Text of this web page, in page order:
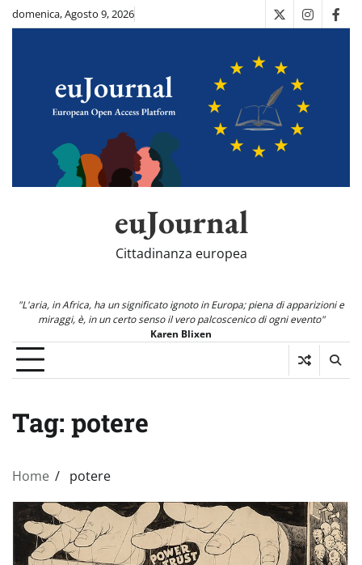
Skipdomenica, Agosto 9, 2026 X
euJournal
Cittadinanza europea
"L'aria, in Africa, ha un significato ignoto in Europa; piena di apparizioni e
miraggi, è, in un certo senso il vero palcoscenico di ogni evento"
Karen Blixen
Tag: potere
Home potere